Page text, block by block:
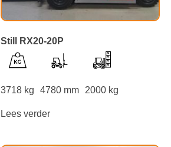
Still RX20-20P
3718 kg 4780 mm 2000 kg
Lees verder